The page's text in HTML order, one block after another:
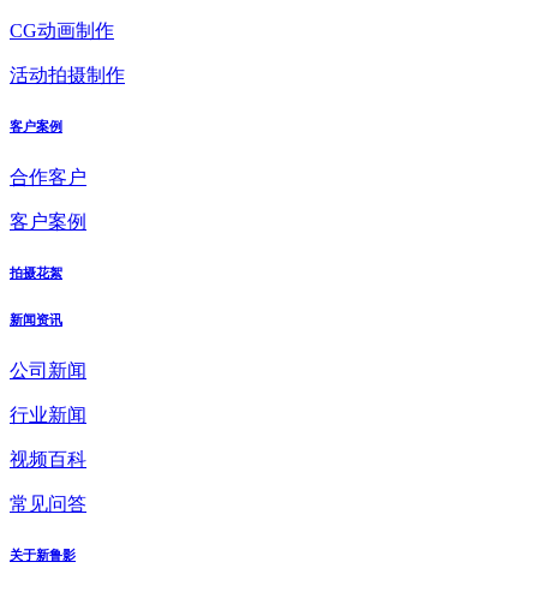
CG动画制作
活动拍摄制作
客户案例
合作客户
客户案例
拍摄花絮
新闻资讯
公司新闻
行业新闻
视频百科
常见问答
关于新鲁影